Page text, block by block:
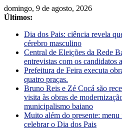
domingo, 9 de agosto, 2026
Últimos:
Dia dos Pais: ciência revela
cérebro masculino
Central de Eleições da Rede
entrevistas com os candidatos
Prefeitura de Feira executa
quatro praças.
Bruno Reis e Zé Cocá são
visita às obras de
municipalismo baiano
Muito além do presente:
celebrar o Dia dos Pais